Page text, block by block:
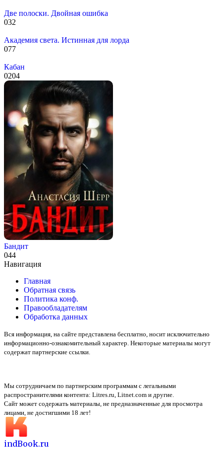
Две полоски. Двойная ошибка
032
Академия света. Истинная для лорда
077
Кабан
0204
Бандит
044
Навигация
Главная
Обратная связь
Политика конф.
Правообладателям
Обработка данных
Вся информация, на сайте представлена бесплатно, носит исключительно
информационно-ознакомительный характер. Некоторые материалы могут
содержат партнерские ссылки.
Мы сотрудничаем по партнерским программам с легальными
распространителями контента: Litres.ru, Litnet.com и другие.
Сайт может содержать материалы, не предназначенные для просмотра
лицами, не достигшими 18 лет!
indBook.ru